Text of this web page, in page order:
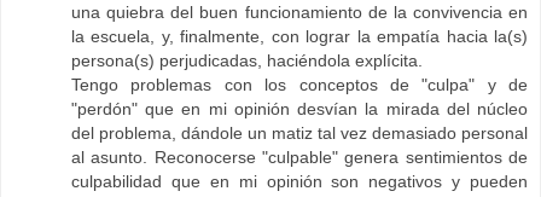
una quiebra del buen funcionamiento de la convivencia en
la escuela, y, finalmente, con lograr la empatía hacia la(s)
persona(s) perjudicadas, haciéndola explícita.
Tengo problemas con los conceptos de "culpa" y de
"perdón" que en mi opinión desvían la mirada del núcleo
del problema, dándole un matiz tal vez demasiado personal
al asunto. Reconocerse "culpable" genera sentimientos de
culpabilidad que en mi opinión son negativos y pueden